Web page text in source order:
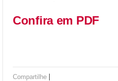
Confira em PDF
Compartilhe |